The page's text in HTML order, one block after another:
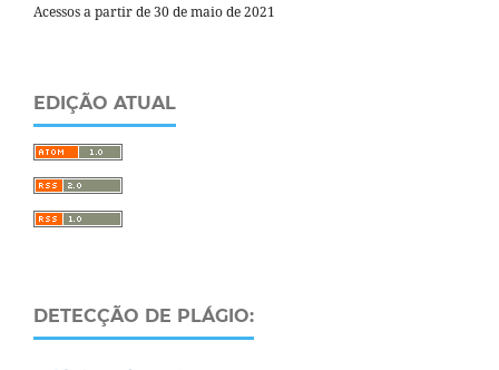
Acessos a partir de 30 de maio de 2021
EDIÇÃO ATUAL
DETECÇÃO DE PLÁGIO: